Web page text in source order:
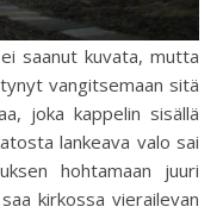
saanut kuvata, mutta
vangitsemaan sitä
joka kappelin sisällä
lankeava valo sai
hohtamaan juuri
kirkossa vierailevan